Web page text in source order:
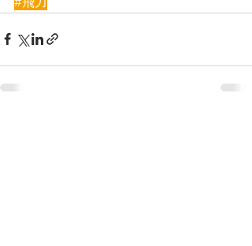
#飛力